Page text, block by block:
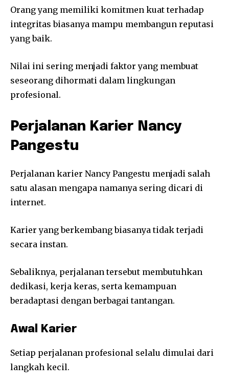
Orang yang memiliki komitmen kuat terhadap
integritas biasanya mampu membangun reputasi
yang baik.
Nilai ini sering menjadi faktor yang membuat
seseorang dihormati dalam lingkungan
profesional.
Perjalanan Karier Nancy
Pangestu
Perjalanan karier Nancy Pangestu menjadi salah
satu alasan mengapa namanya sering dicari di
internet.
Karier yang berkembang biasanya tidak terjadi
secara instan.
Sebaliknya, perjalanan tersebut membutuhkan
dedikasi, kerja keras, serta kemampuan
beradaptasi dengan berbagai tantangan.
Awal Karier
Setiap perjalanan profesional selalu dimulai dari
langkah kecil.